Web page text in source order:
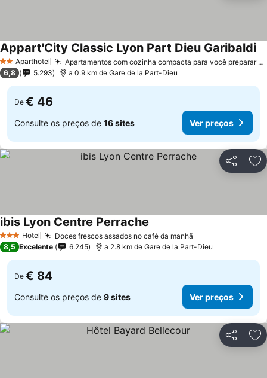
2 EstrelasAparthotel Apartamentos com cozinha compacta para você preparar suas refeições
Appart'City Classic Lyon Part Dieu Garibaldi
6,8 5.293 a 0.9 km de Gare de la Part-Dieu
De € 46
Consulte os preços de 16 sites Ver preços
Partilhar
3 EstrelasHotel Doces frescos assados no café da manhã
ibis Lyon Centre Perrache
8,5 Excelente 6.245 a 2.8 km de Gare de la Part-Dieu
De € 84
Consulte os preços de 9 sites Ver preços
Partilhar